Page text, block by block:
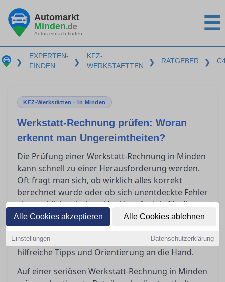
Alle Cookies akzeptieren Alle Cookies ablehnen
Einstellungen Datenschutzerklärung
Automarkt
Minden.de
Autos einfach finden ☰
❯
EXPERTEN-
FINDEN
❯
KFZ-
WERKSTAETTEN
❯ RATGEBER ❯
KFZ-Werkstätten · in Minden
Werkstatt-Rechnung prüfen: Woran
erkennt man Ungereimtheiten?
Die Prüfung einer Werkstatt-Rechnung in Minden
kann schnell zu einer Herausforderung werden.
Oft fragt man sich, ob wirklich alles korrekt
berechnet wurde oder ob sich unentdeckte Fehler
eingeschlichen haben. Um Verständnis für die
wesentlichen Bestandteile einer seriösen
Rechnung zu schaffen und potenzielle
Ungereimtheiten zu erkennen, geben wir Ihnen
hilfreiche Tipps und Orientierung an die Hand.
Auf einer seriösen Werkstatt-Rechnung in Minden